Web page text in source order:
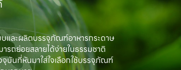
และผลิตบรรจุภัณฑ์อาหารกระดาษ
รถย่อยสลายได้ง่ายในธรรมชาติ
นที่หันมาใส่ใจเลือกใช้บรรจุภัณฑ์